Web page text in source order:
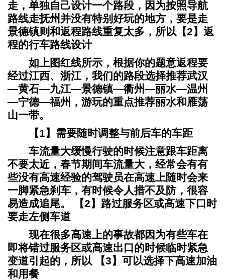
走，单独自己设计一个路段，因为按照导航
路线走抚州并没有特别好玩的地方，要是走
景德镇则和返程路线重复太多，所以 【2】返
程的行车路线设计
如上图红线所示，根据你的题意返程要
经过江西、浙江，我们的路段选择推荐武汉
—黄石—九江—景德镇—衢州—丽水—温州
—宁德—福州，游玩的重点推荐丽水和雁荡
山一带。
【1】需要随时调整与前后车的车距
车流量大缓慢行驶的时候注意跟车距离
不要太近，春节期间车流量大，经常会有有
些没有高速经验的驾驶员在高速上随时会来
一脚紧急刹车，有时候令人措不及防，很容
易造成追尾。
【2】路过服务区或高速下口时
要走左侧车道
现在很多高速上的事故都因为有些车在
即将错过服务区或高速出口的时候临时紧急
变道引起的，所以 【3】可以选择下高速加油
和用餐